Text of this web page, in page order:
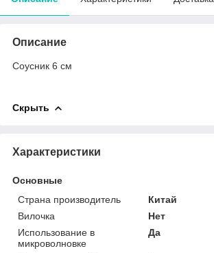
Описание
Соусник 6 см
Скрыть
Характеристики
Основные
Страна производитель
Китай
Вилочка
Нет
Использование в
микроволновке
Да